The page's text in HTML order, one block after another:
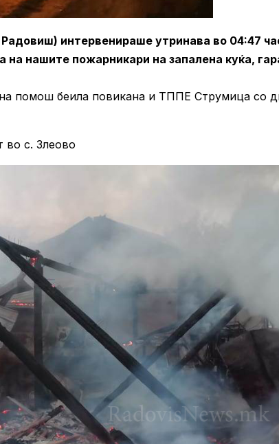
интервенираше утринава во 04:47
на нашите пожарникари на запалена куќа,
помош беила повикана и ТППЕ Струмица со
во с. Злеово